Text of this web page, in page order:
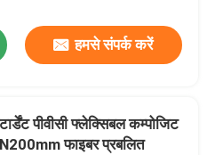
हमसे संपर्क करें
पीवीसी फ्लेक्सिबल कम्पोजिट
फाइबर प्रबलित